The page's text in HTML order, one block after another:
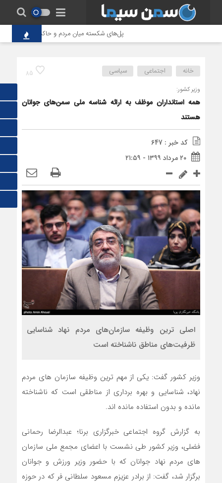
پل‌های شکسته میان مردم و حاکمیت؛ تاوانِ
85 خانه اجتماعی سیاسی
وزیر کشور:
همه استانداران موظف به ارائه شناسه ملی سمن‌های جوانان
هستند
کد خبر : 647
۲۰ مرداد ۱۳۹۹ - ۲۱:۵۹
اصلی ترین وظیفه سازمان‌های مردم نهاد شناسایی
ظرفیت‌های مناطق ناشناخته است
وزیر کشور گفت: یکی از مهم ترین وظیفه سازمان های مردم
نهاد، شناسایی و بهره برداری از مناطقی است که ناشناخته
مانده و بدون استفاده مانده اند.
به گزارش گروه اجتماعی خبرگزاری برنا؛ عبدالرضا رحمانی
فضلی، وزیر کشور طی نشست با اعضای مجمع ملی سازمان
های مردم نهاد جوانان که با حضور وزیر ورزش و جوانان
برگزار شد، گفت: از برادر عزیزم مسعود سلطانی فر که در حوزه